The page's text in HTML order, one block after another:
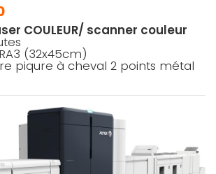
COULEUR/ scanner couleur
(32x45cm)
piqure à cheval 2 points métal